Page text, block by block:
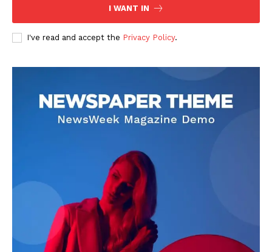
AIN NEWS 1
Contact Us
Privacy Policy
Terms of Use Agreement
I WANT IN
I've read and accept the Privacy Policy.